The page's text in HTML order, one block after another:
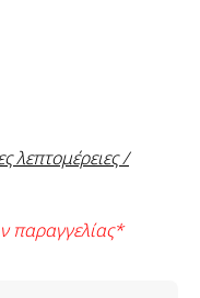
λεπτομέρειες /
παραγγελίας*